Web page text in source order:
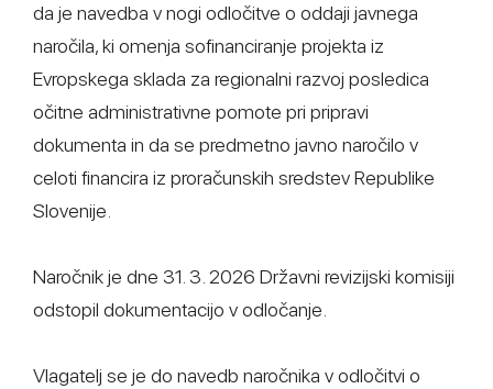
da je navedba v nogi odločitve o oddaji javnega
naročila, ki omenja sofinanciranje projekta iz
Evropskega sklada za regionalni razvoj posledica
očitne administrativne pomote pri pripravi
dokumenta in da se predmetno javno naročilo v
celoti financira iz proračunskih sredstev Republike
Slovenije.
Naročnik je dne 31. 3. 2026 Državni revizijski komisiji
odstopil dokumentacijo v odločanje.
Vlagatelj se je do navedb naročnika v odločitvi o